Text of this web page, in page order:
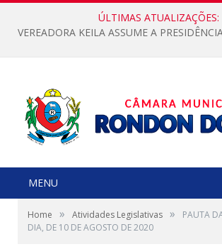
ÚLTIMAS ATUALIZAÇÕES:
MENU
Home » Atividades Legislativas »
PAUTA
DIA, DE 10 DE AGOSTO DE 2020